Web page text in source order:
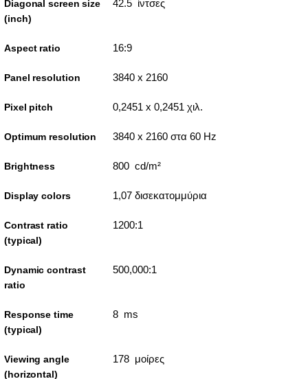
Diagonal screen size
(inch)
42.5 ίντσες
Aspect ratio 16:9
Panel resolution 3840 x 2160
Pixel pitch 0,2451 x 0,2451 χιλ.
Optimum resolution 3840 x 2160 στα 60 Hz
Brightness 800 cd/m²
Display colors 1,07 δισεκατομμύρια
Contrast ratio
(typical)
1200:1
Dynamic contrast
ratio
500,000:1
Response time
(typical)
8 ms
Viewing angle
(horizontal)
178 μοίρες